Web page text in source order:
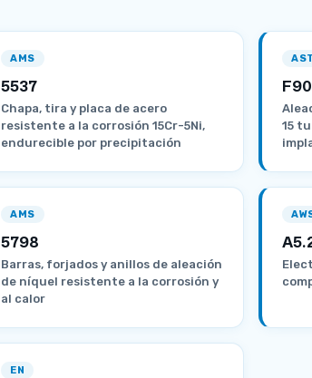
AMS
5537
Chapa, tira y placa de acero
resistente a la corrosión 15Cr-5Ni,
endurecible por precipitación
F90
15
AMS
5798
Barras, forjados y anillos de aleación
de níquel resistente a la corrosión y
al calor
EN